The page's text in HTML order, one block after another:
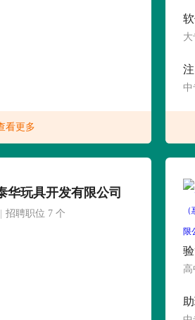
看更多
大
中
华玩具开发有限公司
招聘职位 7 个
高